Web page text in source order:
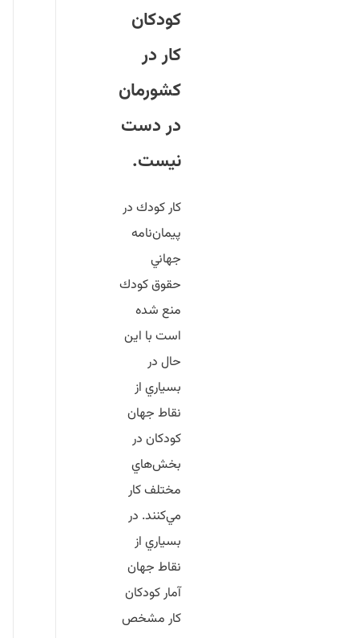
كودكان
كار در
كشورمان
در دست
نيست.
كار كودك در
پيمان‌نامه
جهاني
حقوق كودك
منع شده
است با اين
حال در
بسياري از
نقاط جهان
كودكان در
بخش‌هاي
مختلف كار
مي‌كنند. در
بسياري از
نقاط جهان
آمار كودكان
كار مشخص